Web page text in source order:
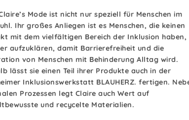
Mode ist nicht nur speziell für Menschen im
Ihr großes Anliegen ist es Menschen, die keinen
mit dem vielfältigen Bereich der Inklusion haben,
aufzuklären, damit Barrierefreiheit und die
von Menschen mit Behinderung Alltag wird.
lässt sie einen Teil ihrer Produkte auch in der
Inklusionswerkstatt BLAUHERZ. fertigen.
Prozessen legt Claire auch Wert auf
und recycelte Materialien.